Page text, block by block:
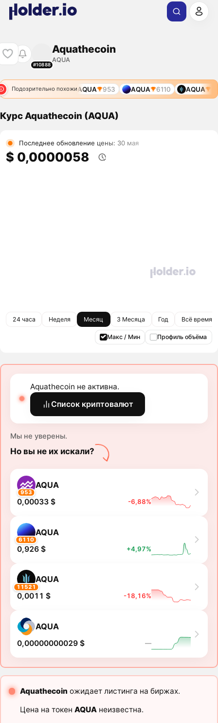
#10888
Aquathecoin
AQUA
Подозрительно похожиAQUA 953 AQUA 6110 AQUA
Курс Aquathecoin (AQUA)
Последнее обновление цены: 30 мая
$ 0,0000058
24 часа Неделя Месяц 3 Месяца Год Всё время
Макс / Мин Профиль объёма
Aquathecoin не активна.
Список криптовалют
Мы не уверены.
Но вы не их искали?
953
AQUA
0,00033 $ -6,88%
6110
AQUA
0,926 $ +4,97%
11521
AQUA
0,0011 $ -18,16%
AQUA
0,00000000029 $ ―
Aquathecoin ожидает листинга на биржах.
Цена на токен AQUAнеизвестна.